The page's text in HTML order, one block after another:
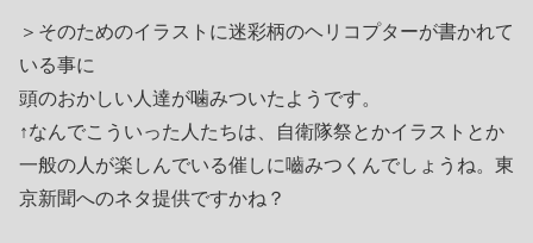
＞そのためのイラストに迷彩柄のヘリコプターが書かれて
いる事に
頭のおかしい人達が噛みついたようです。
↑なんでこういった人たちは、自衛隊祭とかイラストとか
一般の人が楽しんでいる催しに嚙みつくんでしょうね。東
京新聞へのネタ提供ですかね？